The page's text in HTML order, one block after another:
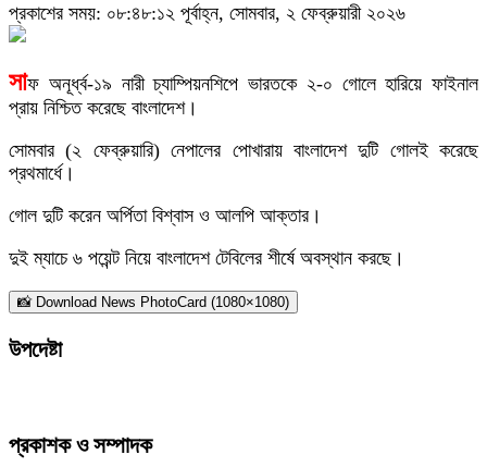
প্রকাশের সময়: ০৮:৪৮:১২ পূর্বাহ্ন, সোমবার, ২ ফেব্রুয়ারী ২০২৬
সাফ অনূর্ধ্ব-১৯ নারী চ্যাম্পিয়নশিপে ভারতকে ২-০ গোলে হারিয়ে ফাইনাল
প্রায় নিশ্চিত করেছে বাংলাদেশ।
সোমবার (২ ফেব্রুয়ারি) নেপালের পোখারায় বাংলাদেশ দুটি গোলই করেছে
প্রথমার্ধে।
গোল দুটি করেন অর্পিতা বিশ্বাস ও আলপি আক্তার।
দুই ম্যাচে ৬ পয়েন্ট নিয়ে বাংলাদেশ টেবিলের শীর্ষে অবস্থান করছে।
📸 Download News PhotoCard (1080×1080)
উপদেষ্টা
প্রকাশক ও সম্পাদক